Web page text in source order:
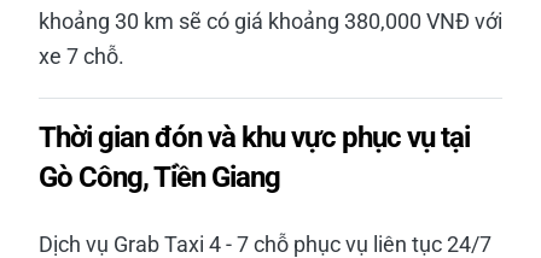
khoảng 30 km sẽ có giá khoảng 380,000 VNĐ với
xe 7 chỗ.
Thời gian đón và khu vực phục vụ tại
Gò Công, Tiền Giang
Dịch vụ Grab Taxi 4 - 7 chỗ phục vụ liên tục 24/7